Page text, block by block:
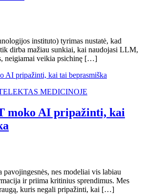
instituto) tyrimas nustatė, kad
dirba mažiau sunkiai, kai naudojasi LLM,
neigiamai veikia psichinę […]
MEDICINOJE
moko AI pripažinti, kai
nes modeliai vis labiau
ir priima kritinius sprendimus. Mes
kuris negali pripažinti, kai […]